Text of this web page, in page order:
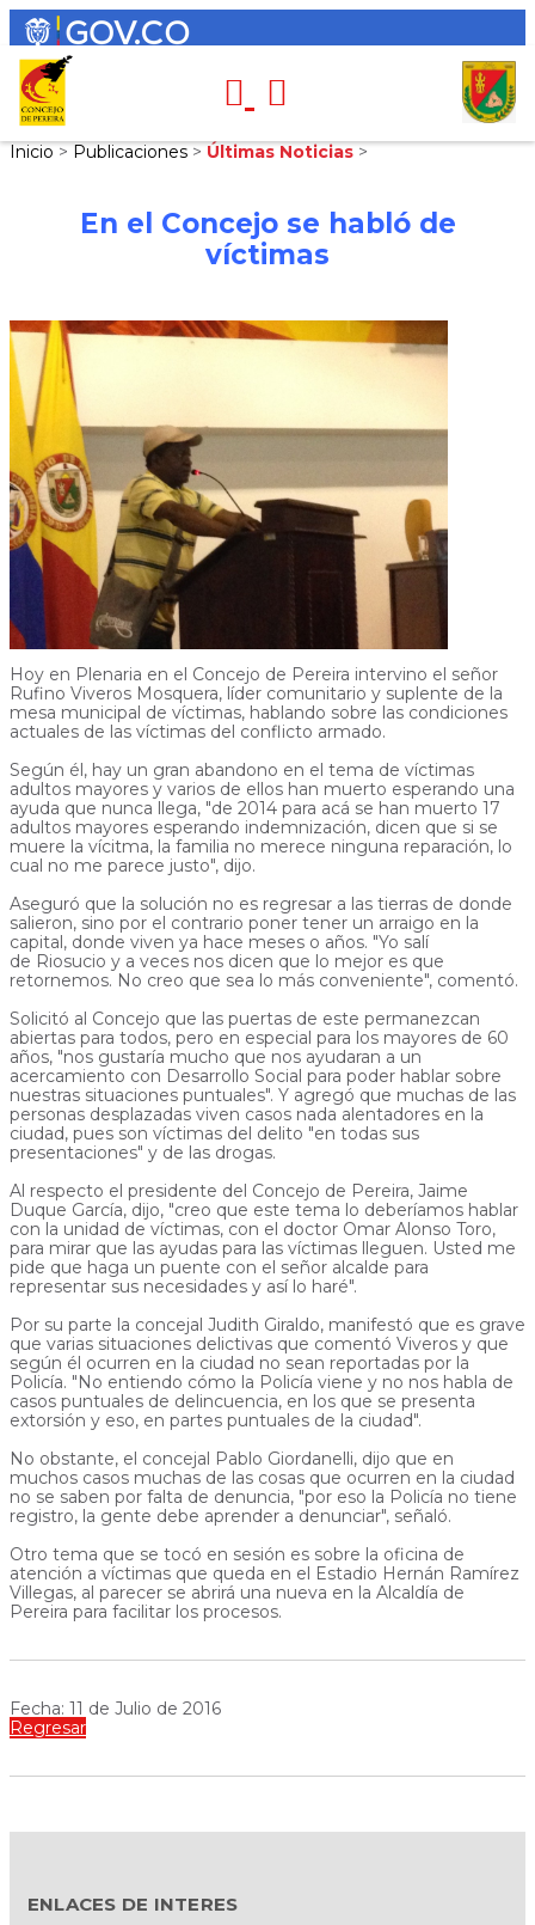
Inicio > Publicaciones > Últimas Noticias >
En el Concejo se habló de
víctimas
Hoy en Plenaria en el Concejo de Pereira intervino el señor
Rufino Viveros Mosquera, líder comunitario y suplente de la
mesa municipal de víctimas, hablando sobre las condiciones
actuales de las víctimas del conflicto armado.
Según él, hay un gran abandono en el tema de víctimas
adultos mayores y varios de ellos han muerto esperando una
ayuda que nunca llega, "de 2014 para acá se han muerto 17
adultos mayores esperando indemnización, dicen que si se
muere la vícitma, la familia no merece ninguna reparación, lo
cual no me parece justo", dijo.
Aseguró que la solución no es regresar a las tierras de donde
salieron, sino por el contrario poner tener un arraigo en la
capital, donde viven ya hace meses o años. "Yo salí
de Riosucio y a veces nos dicen que lo mejor es que
retornemos. No creo que sea lo más conveniente", comentó.
Solicitó al Concejo que las puertas de este permanezcan
abiertas para todos, pero en especial para los mayores de 60
años, "nos gustaría mucho que nos ayudaran a un
acercamiento con Desarrollo Social para poder hablar sobre
nuestras situaciones puntuales". Y agregó que muchas de las
personas desplazadas viven casos nada alentadores en la
ciudad, pues son víctimas del delito "en todas sus
presentaciones" y de las drogas.
Al respecto el presidente del Concejo de Pereira, Jaime
Duque García, dijo, "creo que este tema lo deberíamos hablar
con la unidad de víctimas, con el doctor Omar Alonso Toro,
para mirar que las ayudas para las víctimas lleguen. Usted me
pide que haga un puente con el señor alcalde para
representar sus necesidades y así lo haré".
Por su parte la concejal Judith Giraldo, manifestó que es grave
que varias situaciones delictivas que comentó Viveros y que
según él ocurren en la ciudad no sean reportadas por la
Policía. "No entiendo cómo la Policía viene y no nos habla de
casos puntuales de delincuencia, en los que se presenta
extorsión y eso, en partes puntuales de la ciudad".
No obstante, el concejal Pablo Giordanelli, dijo que en
muchos casos muchas de las cosas que ocurren en la ciudad
no se saben por falta de denuncia, "por eso la Policía no tiene
registro, la gente debe aprender a denunciar", señaló.
Otro tema que se tocó en sesión es sobre la oficina de
atención a víctimas que queda en el Estadio Hernán Ramírez
Villegas, al parecer se abrirá una nueva en la Alcaldía de
Pereira para facilitar los procesos.
Fecha: 11 de Julio de 2016
Regresar
ENLACES DE INTERES